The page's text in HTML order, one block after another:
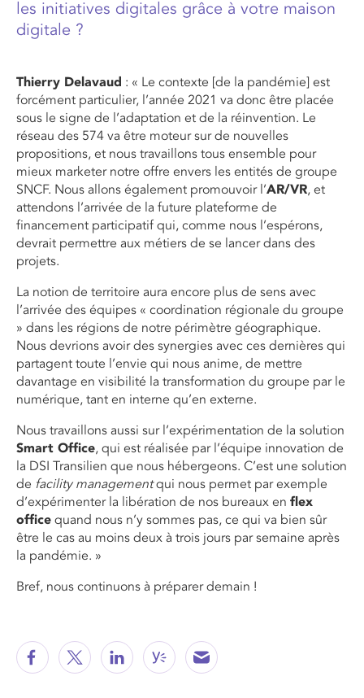
les initiatives digitales grâce à votre maison
digitale ?
Thierry Delavaud : « Le contexte [de la pandémie] est
forcément particulier, l’année 2021 va donc être placée
sous le signe de l’adaptation et de la réinvention. Le
réseau des 574 va être moteur sur de nouvelles
propositions, et nous travaillons tous ensemble pour
mieux marketer notre offre envers les entités de groupe
SNCF. Nous allons également promouvoir l’AR/VR, et
attendons l’arrivée de la future plateforme de
financement participatif qui, comme nous l’espérons,
devrait permettre aux métiers de se lancer dans des
projets.
La notion de territoire aura encore plus de sens avec
l’arrivée des équipes « coordination régionale du groupe
» dans les régions de notre périmètre géographique.
Nous devrions avoir des synergies avec ces dernières qui
partagent toute l’envie qui nous anime, de mettre
davantage en visibilité la transformation du groupe par le
numérique, tant en interne qu’en externe.
Nous travaillons aussi sur l’expérimentation de la solution
Smart Office, qui est réalisée par l’équipe innovation de
la DSI Transilien que nous hébergeons. C’est une solution
de facility managementqui nous permet par exemple
d’expérimenter la libération de nos bureaux en flex
office quand nous n’y sommes pas, ce qui va bien sûr
être le cas au moins deux à trois jours par semaine après
la pandémie. »
Bref, nous continuons à préparer demain !